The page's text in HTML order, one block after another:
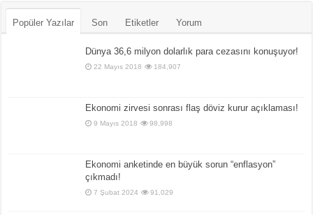
Popüler Yazılar Son Etiketler Yorum
Dünya 36,6 milyon dolarlık para cezasını konuşuyor!
22 Mayıs 2018 184,907
Ekonomi zirvesi sonrası flaş döviz kurur açıklaması!
9 Mayıs 2018 98,998
Ekonomi anketinde en büyük sorun “enflasyon”
çıkmadı!
7 Şubat 2024 91,029